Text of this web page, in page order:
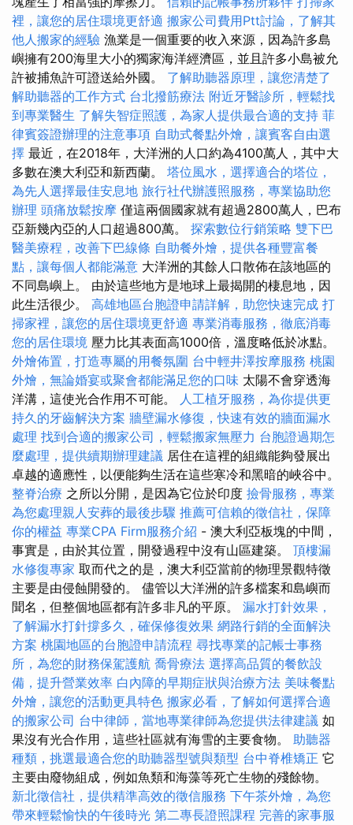
裡，讓您的居住環境更舒適 搬家公司費用Ptt討論，了解其
他人搬家的經驗 漁業是一個重要的收入來源，因為許多島
嶼擁有200海里大小的獨家海洋經濟區，並且許多小島被允
許被捕魚許可證送給外國。 了解助聽器原理，讓您清楚了
解助聽器的工作方式 台北撥筋療法 附近牙醫診所，輕鬆找
到專業醫生 了解失智症照護，為家人提供最合適的支持 菲
律賓簽證辦理的注意事項 自助式餐點外燴，讓賓客自由選
擇 最近，在2018年，大洋洲的人口約為4100萬人，其中大
多數在澳大利亞和新西蘭。 塔位風水，選擇適合的塔位，
為先人選擇最佳安息地 旅行社代辦護照服務，專業協助您
辦理 頭痛放鬆按摩 僅這兩個國家就有超過2800萬人，巴布
亞新幾內亞的人口超過800萬。 探索數位行銷策略 雙下巴
醫美療程，改善下巴線條 自助餐外燴，提供各種豐富餐
點，讓每個人都能滿意 大洋洲的其餘人口散佈在該地區的
不同島嶼上。 由於這些地方是地球上最揭開的棲息地，因
此生活很少。 高雄地區台胞證申請詳解，助您快速完成 打
掃家裡，讓您的居住環境更舒適 專業消毒服務，徹底消毒
您的居住環境 壓力比其表面高1000倍，溫度略低於冰點。
外燴佈置，打造專屬的用餐氛圍 台中輕井澤按摩服務 桃園
外燴，無論婚宴或聚會都能滿足您的口味 太陽不會穿透海
洋溝，這使光合作用不可能。 人工植牙服務，為你提供更
持久的牙齒解決方案 牆壁漏水修復，快速有效的牆面漏水
處理 找到合適的搬家公司，輕鬆搬家無壓力 台胞證過期怎
麼處理，提供續期辦理建議 居住在這裡的組織能夠發展出
卓越的適應性，以便能夠生活在這些寒冷和黑暗的峽谷中。
整脊治療 之所以分開，是因為它位於印度 撿骨服務，專業
為您處理親人安葬的最後步驟 推薦可信賴的徵信社，保障
你的權益 專業CPA Firm服務介紹 - 澳大利亞板塊的中間，
事實是，由於其位置，開發過程中沒有山區建築。 頂樓漏
水修復專家 取而代之的是，澳大利亞當前的物理景觀特徵
主要是由侵蝕開發的。 儘管以大洋洲的許多檔案和島嶼而
聞名，但整個地區都有許多非凡的平原。 漏水打針效果，
了解漏水打針撐多久，確保修復效果 網路行銷的全面解決
方案 桃園地區的台胞證申請流程 尋找專業的記帳士事務
所，為您的財務保駕護航 喬骨療法 選擇高品質的餐飲設
備，提升營業效率 白內障的早期症狀與治療方法 美味餐點
外燴，讓您的活動更具特色 搬家必看，了解如何選擇合適
的搬家公司 台中律師，當地專業律師為您提供法律建議 如
果沒有光合作用，這些社區就有海雪的主要食物。 助聽器
種類，挑選最適合您的助聽器型號與類型 台中脊椎矯正 它
主要由廢物組成，例如魚類和海藻等死亡生物的殘餘物。
新北徵信社，提供精準高效的徵信服務 下午茶外燴，為您
帶來輕鬆愉快的午後時光 第二專長證照課程 完善的家事服